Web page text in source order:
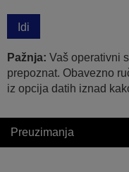
Idi
Pažnja: Vaš operativni
prepoznat. Obavezno
iz opcija datih iznad
Preuzimanja